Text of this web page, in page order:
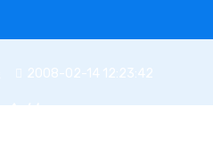
2008-02-14 12:23:42